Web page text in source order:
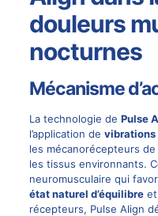
douleurs
nocturnes
Mécanisme
La technologie de Pulse
l’application de vibrations
les mécanorécepteurs
les tissus environnants.
neuromusculaire qui
état naturel d’équilibreet
récepteurs, Pulse Align